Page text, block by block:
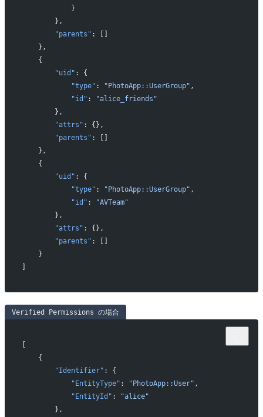
            }
        },
        "parents"
: []
    },
    {
        "uid"
: {
            "type"
: "PhotoApp::UserGroup" ,
            "id"
:
"alice_friends"
        },
        "attrs"
: {},
        "parents"
: []
    },
    {
        "uid"
: {
            "type"
: "PhotoApp::UserGroup" ,
            "id"
:
"AVTeam"
        },
        "attrs"
: {},
        "parents"
: []
    }
]
Verified Permissions の場合
[
    {
        "Identifier"
: {
            "EntityType"
: "PhotoApp::User" ,
            "EntityId"
:
"alice"
        },